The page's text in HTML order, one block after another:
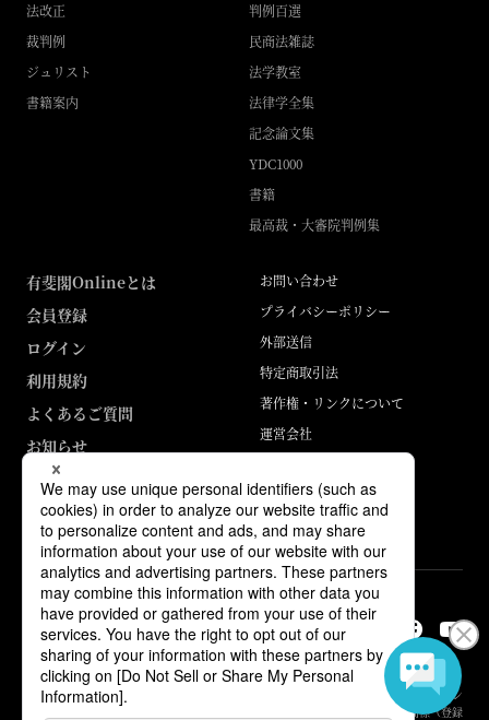
法改正
裁判例
ジュリスト
書籍案内
判例百選
民商法雑誌
法学教室
法律学全集
記念論文集
YDC1000
書籍
最高裁・大審院判例集
有斐閣Onlineとは
会員登録
ログイン
利用規約
よくあるご質問
お知らせ
お問い合わせ
プライバシーポリシー
外部送信
特定商取引法
著作権・リンクについて
運営会社
ABJマークは、この電子書店・電子書籍配信サービスが、著作権者からコン
テンツ使用許諾を得た正規版配信サービスであることを示す登録商標（登録